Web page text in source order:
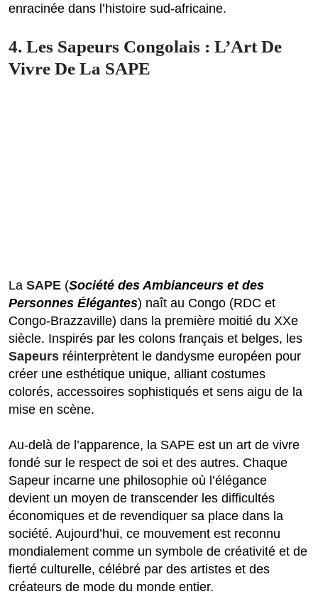
enracinée dans l’histoire sud-africaine.
4. Les Sapeurs Congolais : L’Art De
Vivre De La SAPE
La SAPE (Société des Ambianceurs et des
Personnes Élégantes) naît au Congo (RDC et
Congo-Brazzaville) dans la première moitié du XXe
siècle. Inspirés par les colons français et belges, les
Sapeurs réinterprètent le dandysme européen pour
créer une esthétique unique, alliant costumes
colorés, accessoires sophistiqués et sens aigu de la
mise en scène.
Au-delà de l’apparence, la SAPE est un art de vivre
fondé sur le respect de soi et des autres. Chaque
Sapeur incarne une philosophie où l’élégance
devient un moyen de transcender les difficultés
économiques et de revendiquer sa place dans la
société. Aujourd’hui, ce mouvement est reconnu
mondialement comme un symbole de créativité et de
fierté culturelle, célébré par des artistes et des
créateurs de mode du monde entier.